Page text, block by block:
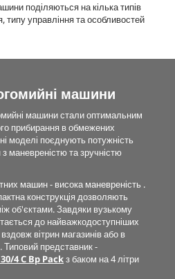
поділяються на кілька типів
типу управління та особливостей
машини
машини стали оптимальним
прибирання в обмежених
моделі поєднують потужність
маневреністю та зручністю
машин - висока маневреність .
конструкція дозволяють
об'єктами. Завдяки вузькому
до найважкодоступніших
вітрин магазинів або в
Типовий представник -
4 C Bp Packз баком на 4 літри